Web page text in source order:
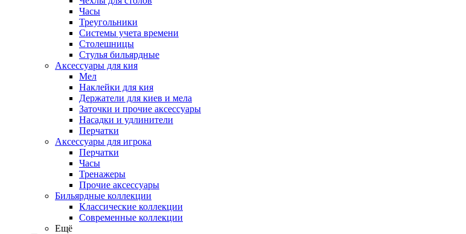
Часы
Треугольники
Системы учета времени
Столешницы
Стулья бильярдные
Аксессуары для кия
Мел
Наклейки для кия
Держатели для киев и мела
Заточки и прочие аксессуары
Насадки и удлинители
Перчатки
Аксессуары для игрока
Перчатки
Часы
Тренажеры
Прочие аксессуары
Бильярдные коллекции
Классические коллекции
Современные коллекции
Ещё